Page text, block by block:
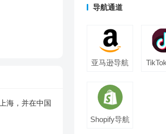
海，并在中国
导航通道
亚马逊导航
Shopify导航